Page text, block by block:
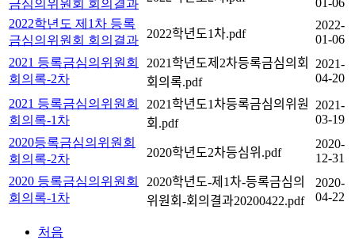
금심의위원회 회의결과
01-06
2022학년도 제1차 등록
금심의위원회 회의결과 2022학년도1차.pdf
2022-
01-06
2021 등록금심의위원회
회의록-2차
2021학년도제2차등록금심의회
회의록.pdf
2021-
04-20
2021 등록금심의위원회
회의록-1차
2021학년도1차등록금심의위원
회.pdf
2021-
03-19
2020등록금심의위원회
회의록-2차
2020학년도2차등심위.pdf
2020-
12-31
2020 등록금심의위원회
회의록-1차
2020학년도-제1차-등록금심의
위원회-회의결과20200422.pdf
2020-
04-22
처음